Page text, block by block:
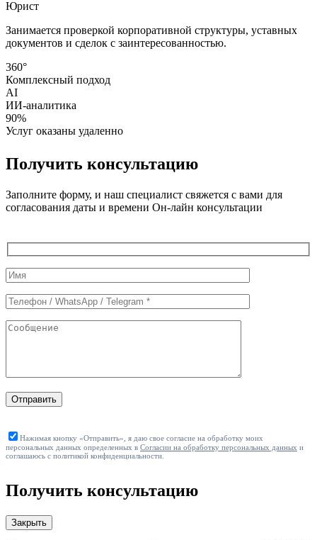
Юрист
Занимается проверкой корпоративной структуры, уставных
документов и сделок с заинтересованностью.
360°
Комплексный подход
AI
ИИ-аналитика
90%
Услуг оказаны удаленно
Получить консультацию
Заполните форму, и наш специалист свяжется с вами для
согласования даты и времени Он-лайн консультации
Служебные
поля
формы
Отправить
Нажимая кнопку «Отправить», я даю свое согласие на обработку моих
персональных данных определенных в Согласии на обработку персональных данных и
соглашаюсь с политикой конфиденциальности.
Получить консультацию
Закрыть